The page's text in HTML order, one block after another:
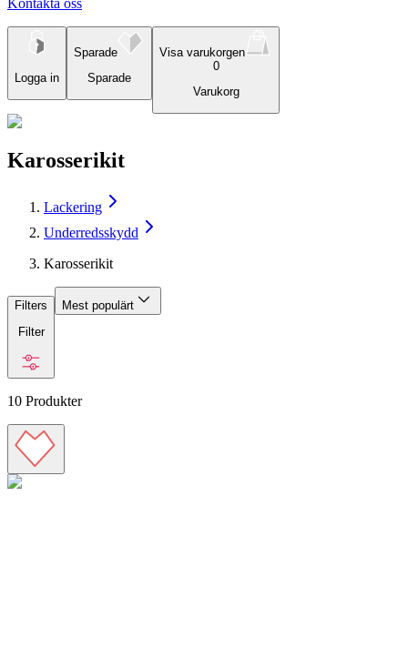
Kontakta oss
Logga in
Sparade
Sparade
Visa varukorgen
0
Varukorg
Karosserikit
Lackering
Underredsskydd
Karosserikit
Filters
Filter
Mest populärt
10 Produkter